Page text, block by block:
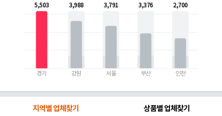
5,503
경기
3,988
강원
3,791
서울
3,376
부산
2,700
인천
지역별 업체찾기 상품별 업체찾기